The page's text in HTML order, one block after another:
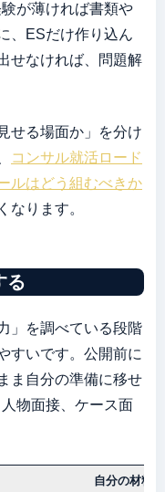
が薄ければ書類や
、ESだけ作り込ん
せなければ、問題解
せる場面か」を分け
コンサル就活ロード
ルはどう組むべきか
なります。
る
」を調べている段階
すいです。公開前に
ま自分の準備に移せ
物面接、ケース面
自分の材料